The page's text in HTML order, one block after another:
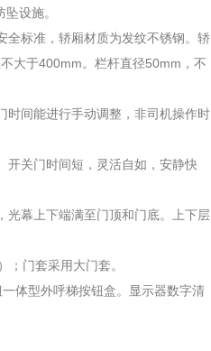
设施。
全标准，轿厢材质为发纹不锈钢。轿
大于400mm。栏杆直径50mm，不
时间能进行手动调整，非司机操作时
开关门时间短，灵活自如，安静快
光幕上下端满至门顶和门底。上下层
门套采用大门套。
体型外呼梯按钮盒。显示器数字清